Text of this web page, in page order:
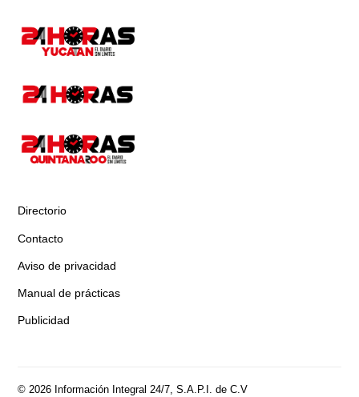
Directorio
Contacto
Aviso de privacidad
Manual de prácticas
Publicidad
© 2026 Información Integral 24/7, S.A.P.I. de C.V